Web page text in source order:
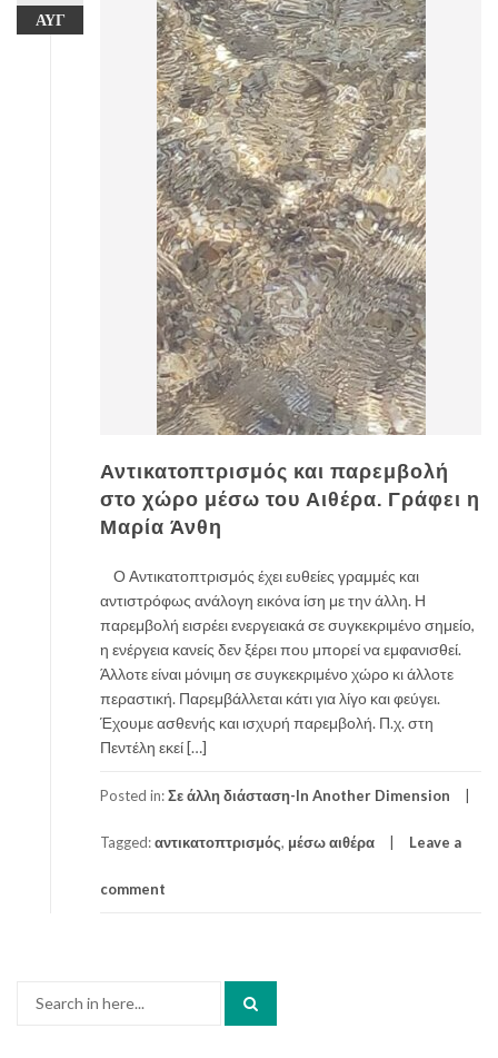
ΑΥΓ
Αντικατοπτρισμός και παρεμβολή
στο χώρο μέσω του Αιθέρα. Γράφει η
Μαρία Άνθη
Ο Αντικατοπτρισμός έχει ευθείες γραμμές και
αντιστρόφως ανάλογη εικόνα ίση με την άλλη. Η
παρεμβολή εισρέει ενεργειακά σε συγκεκριμένο σημείο,
η ενέργεια κανείς δεν ξέρει που μπορεί να εμφανισθεί.
Άλλοτε είναι μόνιμη σε συγκεκριμένο χώρο κι άλλοτε
περαστική. Παρεμβάλλεται κάτι για λίγο και φεύγει.
Έχουμε ασθενής και ισχυρή παρεμβολή. Π.χ. στη
Πεντέλη εκεί […]
Posted in:Σε άλλη διάσταση-In Another Dimension
Tagged:αντικατοπτρισμός, μέσω αιθέρα Leave a
comment